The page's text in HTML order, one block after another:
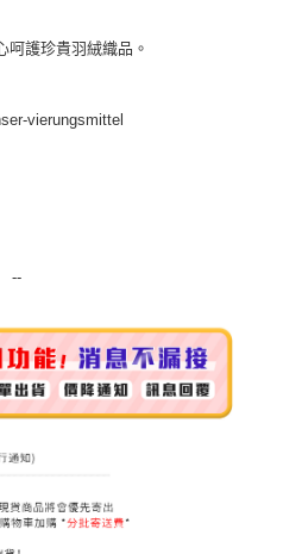
運費
呵護珍貴羽絨織品。
vierungsmittel
--